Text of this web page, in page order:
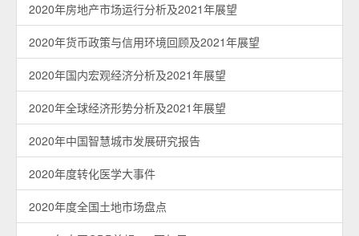
2020年房地产市场运行分析及2021年展望
2020年货币政策与信用环境回顾及2021年展望
2020年国内宏观经济分析及2021年展望
2020年全球经济形势分析及2021年展望
2020年中国智慧城市发展研究报告
2020年度转化医学大事件
2020年度全国土地市场盘点